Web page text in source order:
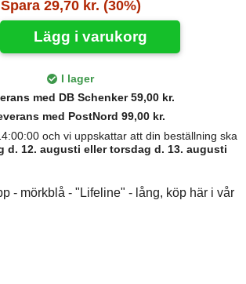
Spara 29,70 kr. (30%)
Lägg i varukorg
I lager
med DB Schenker 59,00 kr.
med PostNord 99,00 kr.
och vi uppskattar att din beställning ska
d. 12. augusti eller torsdag d. 13. augusti
- mörkblå - "Lifeline" - lång, köp här i vår